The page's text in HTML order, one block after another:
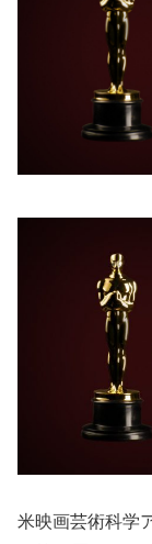
米映画芸術科学